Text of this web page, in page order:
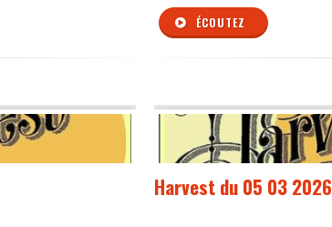
ÉCOUTEZ
Harvest du 05 03 2026